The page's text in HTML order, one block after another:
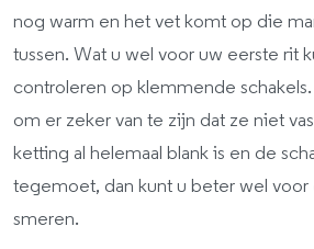
nog warm en het vet komt op die
tussen. Wat u wel voor uw eerste rit
controleren op klemmende
om er zeker van te zijn dat ze niet
ketting al helemaal blank is en de
tegemoet, dan kunt u beter wel voor
smeren.